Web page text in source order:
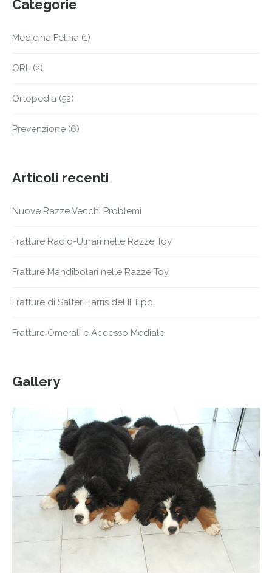
Categorie
Medicina Felina (1)
ORL (2)
Ortopedia (52)
Prevenzione (6)
Articoli recenti
Nuove Razze Vecchi Problemi
Fratture Radio-Ulnari nelle Razze Toy
Fratture Mandibolari nelle Razze Toy
Fratture di Salter Harris del II Tipo
Fratture Omerali e Accesso Mediale
Gallery